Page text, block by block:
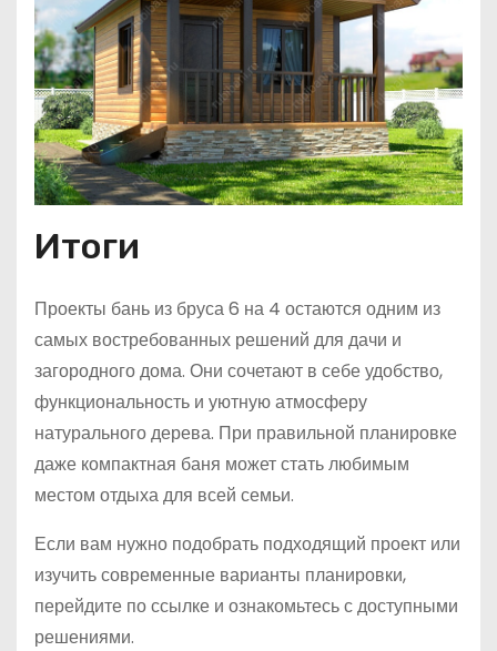
Итоги
Проекты бань из бруса 6 на 4 остаются одним из
самых востребованных решений для дачи и
загородного дома. Они сочетают в себе удобство,
функциональность и уютную атмосферу
натурального дерева. При правильной планировке
даже компактная баня может стать любимым
местом отдыха для всей семьи.
Если вам нужно подобрать подходящий проект или
изучить современные варианты планировки,
перейдите по ссылке и ознакомьтесь с доступными
решениями.